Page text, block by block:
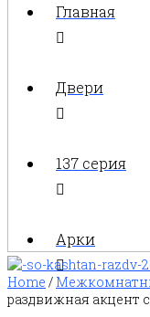
Главная
Двери
137 серия
Арки
Home /
раздвижная акцент